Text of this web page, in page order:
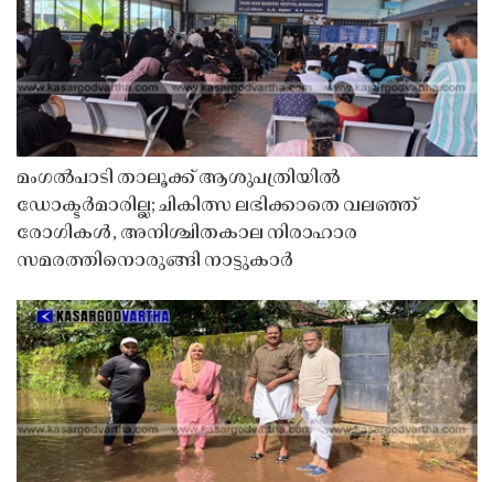
മംഗൽപാടി താലൂക്ക് ആശുപത്രിയിൽ
ഡോക്ടർമാരില്ല; ചികിത്സ ലഭിക്കാതെ വലഞ്ഞ്
രോഗികൾ, അനിശ്ചിതകാല നിരാഹാര
സമരത്തിനൊരുങ്ങി നാട്ടുകാർ